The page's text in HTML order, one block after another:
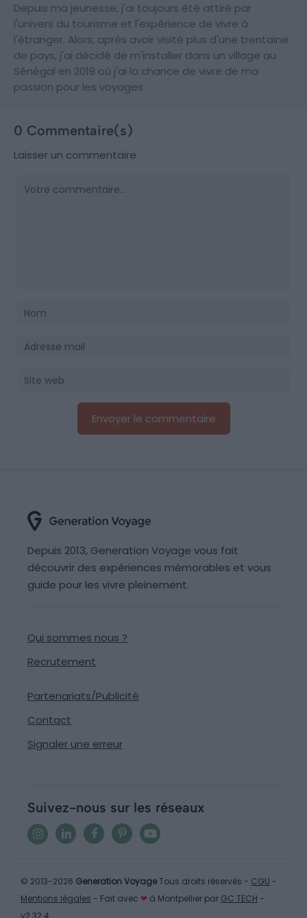
Depuis ma jeunesse, j'ai toujours été attiré par
l'univers du tourisme et l'expérience de vivre à
l'étranger. Alors, après avoir visité plus d'une trentaine
de pays, j'ai décidé de m'installer dans un village au
Sénégal en 2019 où j'ai la chance de vivre de ma
passion pour les voyages.
0 Commentaire(s)
Laisser un commentaire
Depuis 2013, Generation Voyage vous fait
découvrir des expériences mémorables et vous
guide pour les vivre pleinement.
Qui sommes nous ?
Recrutement
Partenariats/Publicité
Contact
Signaler une erreur
Suivez-nous sur les réseaux
© 2013-2026 Generation VoyageTous droits réservés - CGU -
Mentions légales - Fait avec ❤ à Montpellier par GC TECH -
v2.32.4